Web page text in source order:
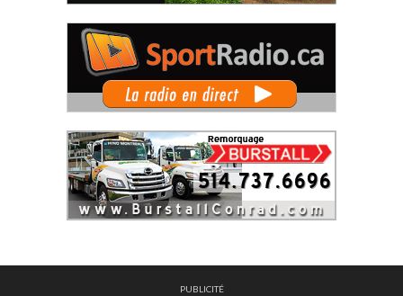
PUBLICITÉ